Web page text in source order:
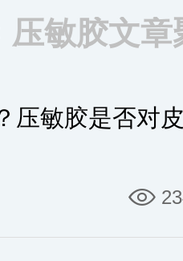
压敏胶文章
压敏胶是否对